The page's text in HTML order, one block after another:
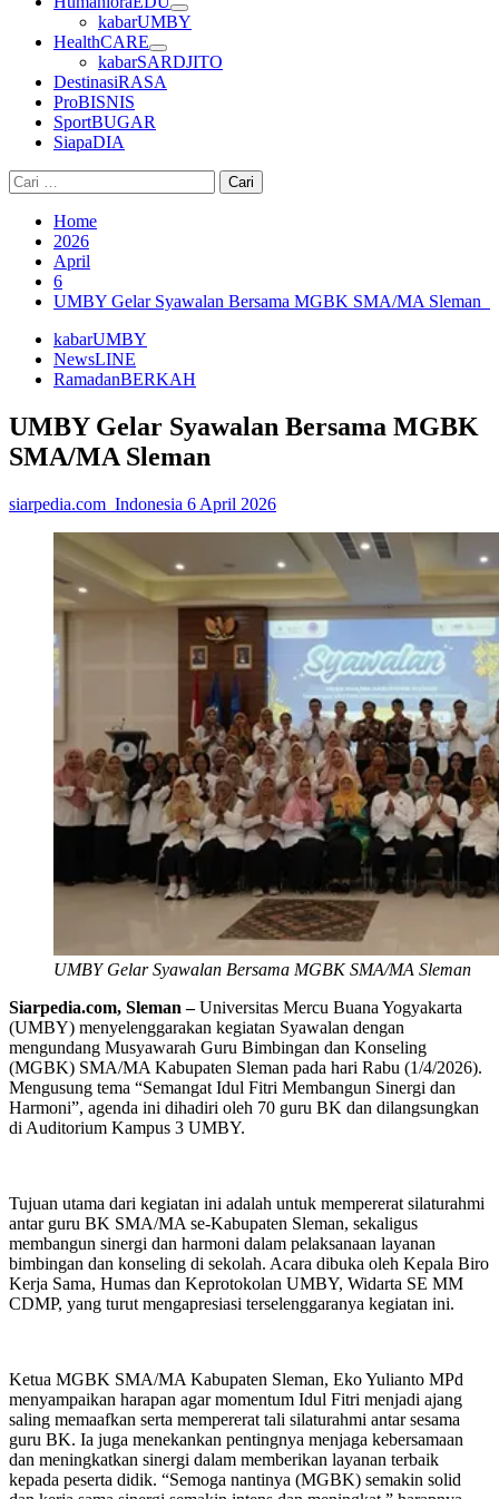
kabarUMBY
HealthCARE
kabarSARDJITO
DestinasiRASA
ProBISNIS
SportBUGAR
SiapaDIA
Cari
untuk:
Home
2026
April
6
UMBY Gelar Syawalan Bersama MGBK SMA/MA Sleman
kabarUMBY
NewsLINE
RamadanBERKAH
UMBY Gelar Syawalan Bersama MGBK
SMA/MA Sleman
siarpedia.com_Indonesia 6 April 2026
UMBY Gelar Syawalan Bersama MGBK SMA/MA Sleman
Siarpedia.com, Sleman –Universitas Mercu Buana Yogyakarta
(UMBY) menyelenggarakan kegiatan Syawalan dengan
mengundang Musyawarah Guru Bimbingan dan Konseling
(MGBK) SMA/MA Kabupaten Sleman pada hari Rabu (1/4/2026).
Mengusung tema “Semangat Idul Fitri Membangun Sinergi dan
Harmoni”, agenda ini dihadiri oleh 70 guru BK dan dilangsungkan
di Auditorium Kampus 3 UMBY.
Tujuan utama dari kegiatan ini adalah untuk mempererat silaturahmi
antar guru BK SMA/MA se-Kabupaten Sleman, sekaligus
membangun sinergi dan harmoni dalam pelaksanaan layanan
bimbingan dan konseling di sekolah. Acara dibuka oleh Kepala Biro
Kerja Sama, Humas dan Keprotokolan UMBY, Widarta SE MM
CDMP, yang turut mengapresiasi terselenggaranya kegiatan ini.
Ketua MGBK SMA/MA Kabupaten Sleman, Eko Yulianto MPd
menyampaikan harapan agar momentum Idul Fitri menjadi ajang
saling memaafkan serta mempererat tali silaturahmi antar sesama
guru BK. Ia juga menekankan pentingnya menjaga kebersamaan
dan meningkatkan sinergi dalam memberikan layanan terbaik
kepada peserta didik. “Semoga nantinya (MGBK) semakin solid